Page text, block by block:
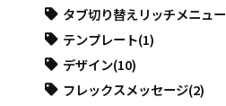
タブ切り替えリッチメニュー
テンプレート(1)
デザイン(10)
フレックスメッセージ(2)